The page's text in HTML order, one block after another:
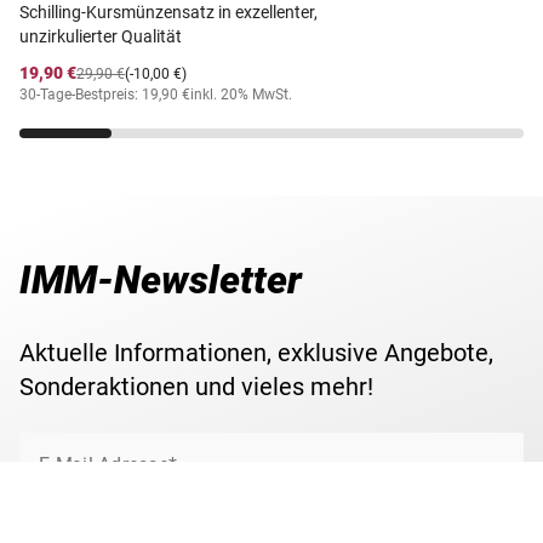
Schilling-Kursmünzensatz in exzellenter,
unzirkulierter Qualität
19,90 €
(-10,00 €)
29,90 €
30-Tage-Bestpreis: 19,90 €inkl. 20% MwSt.
IMM-Newsletter
Aktuelle Informationen, exklusive Angebote,
Sonderaktionen und vieles mehr!
E-Mail Adresse*